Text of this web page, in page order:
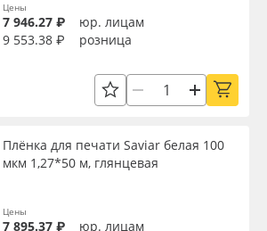
Цены
7 946.27 ₽
юр. лицам
9 553.38 ₽
розница
Плёнка для печати Saviar белая 100
мкм 1,27*50 м, глянцевая
Цены
7 895.37 ₽ юр. лицам